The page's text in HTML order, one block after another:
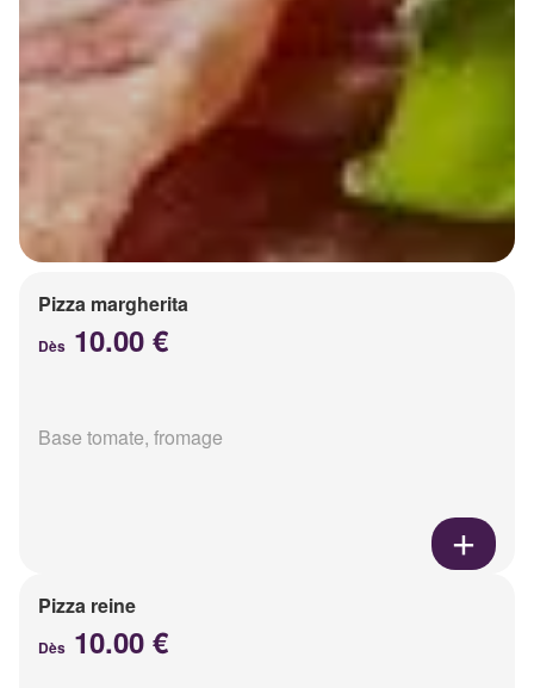
Pizza margherita
Dès 10.00 €
Base tomate, fromage
Pizza reine
Dès 10.00 €